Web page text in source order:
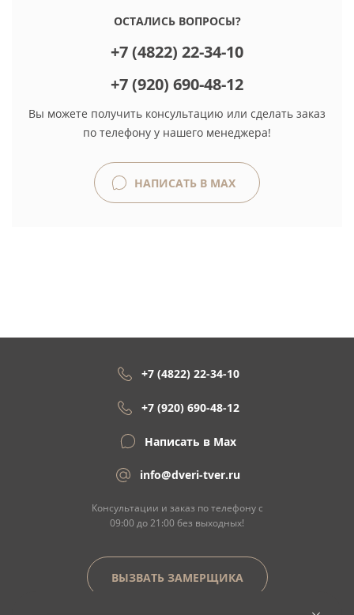
ОСТАЛИСЬ ВОПРОСЫ?
+7 (4822) 22-34-10
+7 (920) 690-48-12
Вы можете получить консультацию или сделать заказ
по телефону у нашего менеджера!
НАПИСАТЬ В MAX
+7 (4822) 22-34-10
+7 (920) 690-48-12
Написать в Max
info@dveri-tver.ru
Консультации и заказ по телефону с
09:00 до 21:00 без выходных!
ВЫЗВАТЬ ЗАМЕРЩИКА